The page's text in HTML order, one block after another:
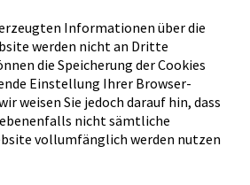
Informationen über die
werden nicht an Dritte
die Speicherung der Cookies
Einstellung Ihrer Browser-
weisen Sie jedoch darauf hin, dass
nicht sämtliche
vollumfänglich werden nutzen